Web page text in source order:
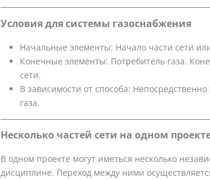
Условия для системы газоснабжения
Начальные элементы: Начало части сети
Конечные элементы: Потребитель газа.
сети.
В зависимости от способа:
газа.
Несколько частей сети на одном
В одном проекте могут иметься несколько
дисциплине. Переход между ними